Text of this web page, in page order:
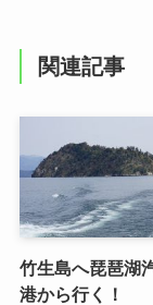
関連記事
竹生島へ琵琶湖
港から行く！